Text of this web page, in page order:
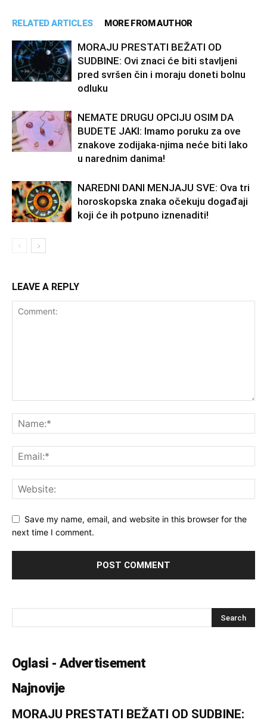
RELATED ARTICLES MORE FROM AUTHOR
MORAJU PRESTATI BEŽATI OD
SUDBINE: Ovi znaci će biti stavljeni
pred svršen čin i moraju doneti bolnu
odluku
NEMATE DRUGU OPCIJU OSIM DA
BUDETE JAKI: Imamo poruku za ove
znakove zodijaka-njima neće biti lako
u narednim danima!
NAREDNI DANI MENJAJU SVE: Ova tri
horoskopska znaka očekuju događaji
koji će ih potpuno iznenaditi!
LEAVE A REPLY
Save my name, email, and website in this browser for the
next time I comment.
Oglasi - Advertisement
Najnovije
MORAJU PRESTATI BEŽATI OD SUDBINE: